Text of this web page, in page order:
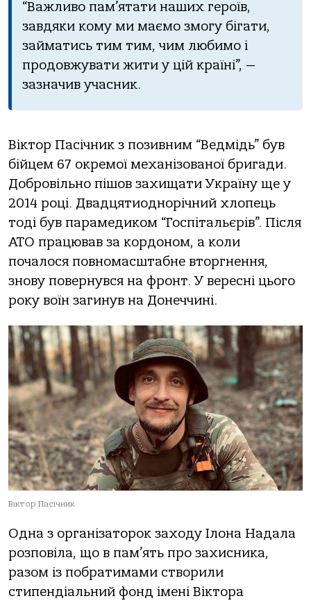
“Важливо пам’ятати наших героїв,
завдяки кому ми маємо змогу бігати,
займатись тим тим, чим любимо і
продовжувати жити у цій країні”, —
зазначив учасник.
Віктор Пасічник з позивним “Ведмідь” був
бійцем 67 окремої механізованої бригади.
Добровільно пішов захищати Україну ще у
2014 році. Двадцятиоднорічний хлопець
тоді був парамедиком “Госпітальєрів”. Після
АТО працював за кордоном, а коли
почалося повномасштабне вторгнення,
знову повернувся на фронт. У вересні цього
року воїн загинув на Донеччині.
Віктор Пасічник
Одна з організаторок заходу Ілона Надала
розповіла, що в пам’ять про захисника,
разом із побратимами створили
стипендіальний фонд імені Віктора